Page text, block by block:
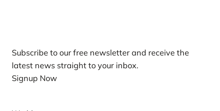
Subscribe to our free newsletter and receive the
latest news straight to your inbox.
Signup Now